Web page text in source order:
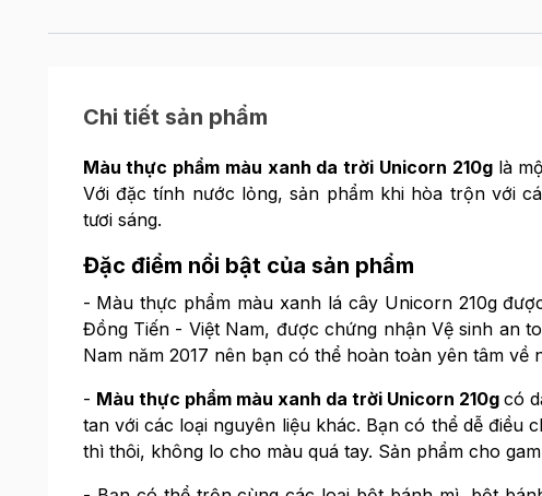
Chi tiết sản phẩm
Màu thực phẩm màu xanh da trời Unicorn 210g là
Với đặc tính nước lỏng, sản phẩm khi hòa trộn với
tươi sáng.
Đặc điểm nổi bật của sản phẩm
- Màu thực phẩm màu xanh lá cây Unicorn 210g
Đồng Tiến - Việt Nam, được chứng nhận Vệ sinh an
Nam năm 2017 nên bạn có thể hoàn toàn yên tâm
- Màu thực phẩm màu xanh da trời Unicorn 210gcó
tan với các loại nguyên liệu khác. Bạn có thể dễ
thì thôi, không lo cho màu quá tay. Sản phẩm cho